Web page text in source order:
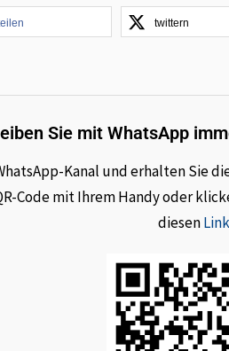
twittern
Sie mit WhatsApp
Kanal und erhalten Sie
Code mit Ihrem Handy oder
diesenLink